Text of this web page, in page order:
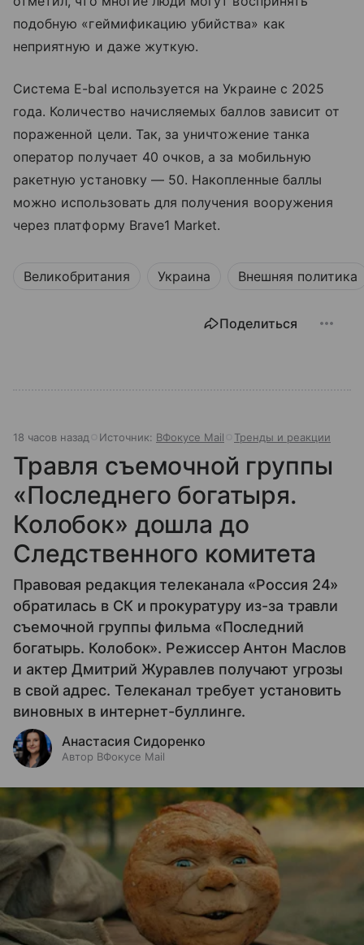
подобную «геймификацию убийства» как
неприятную и даже жуткую.
Система E-bal используется на Украине с 2025
года. Количество начисляемых баллов зависит от
пораженной цели. Так, за уничтожение танка
оператор получает 40 очков, а за мобильную
ракетную установку — 50. Накопленные баллы
можно использовать для получения вооружения
через платформу Brave1 Market.
Великобритания Украина Внешняя политика
Поделиться
18 часов назад Источник: ВФокусе Mail Тренды и реакции
Травля съемочной группы
«Последнего богатыря.
Колобок» дошла до
Следственного комитета
Правовая редакция телеканала «Россия 24»
обратилась в СК и прокуратуру из-за травли
съемочной группы фильма «Последний
богатырь. Колобок». Режиссер Антон Маслов
и актер Дмитрий Журавлев получают угрозы
в свой адрес. Телеканал требует установить
виновных в интернет-буллинге.
Анастасия Сидоренко
Автор ВФокусе Mail